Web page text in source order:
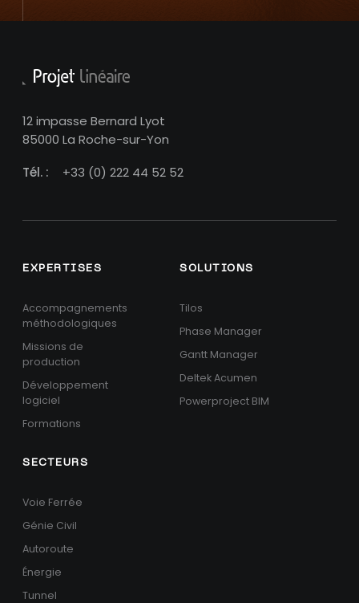
12 impasse Bernard Lyot
85000 La Roche-sur-Yon
Tél. :
+33 (0) 222 44 52 52
EXPERTISES
Accompagnements
méthodologiques
Missions de
production
Développement
logiciel
Formations
SOLUTIONS
Tilos
Phase Manager
Gantt Manager
Deltek Acumen
Powerproject BIM
SECTEURS
Voie Ferrée
Génie Civil
Autoroute
Énergie
Tunnel